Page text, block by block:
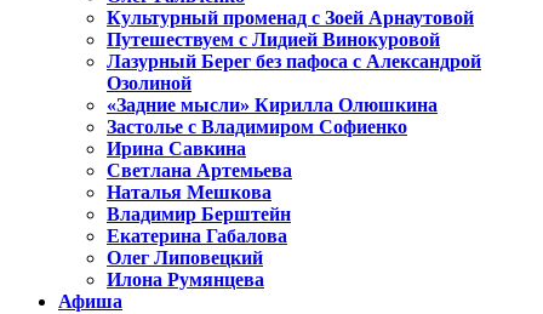
Культурный променад с Зоей Арнаутовой
Путешествуем с Лидией Винокуровой
Лазурный Берег без пафоса с Александрой
Озолиной
«Задние мысли» Кирилла Олюшкина
Застолье с Владимиром Софиенко
Ирина Савкина
Светлана Артемьева
Наталья Мешкова
Владимир Берштейн
Екатерина Габалова
Олег Липовецкий
Илона Румянцева
Афиша